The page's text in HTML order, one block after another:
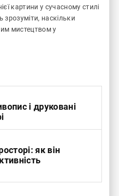
картини у сучасному стилі
наскільки
мистецтвом у
і друковані
як він